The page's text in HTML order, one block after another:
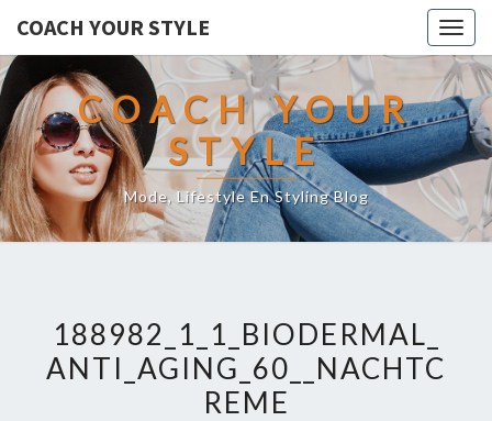
COACH YOUR STYLE
COACH YOUR
STYLE
Mode, Lifestyle En Styling Blog
188982_1_1_BIODERMAL_
ANTI_AGING_60__NACHTC
REME